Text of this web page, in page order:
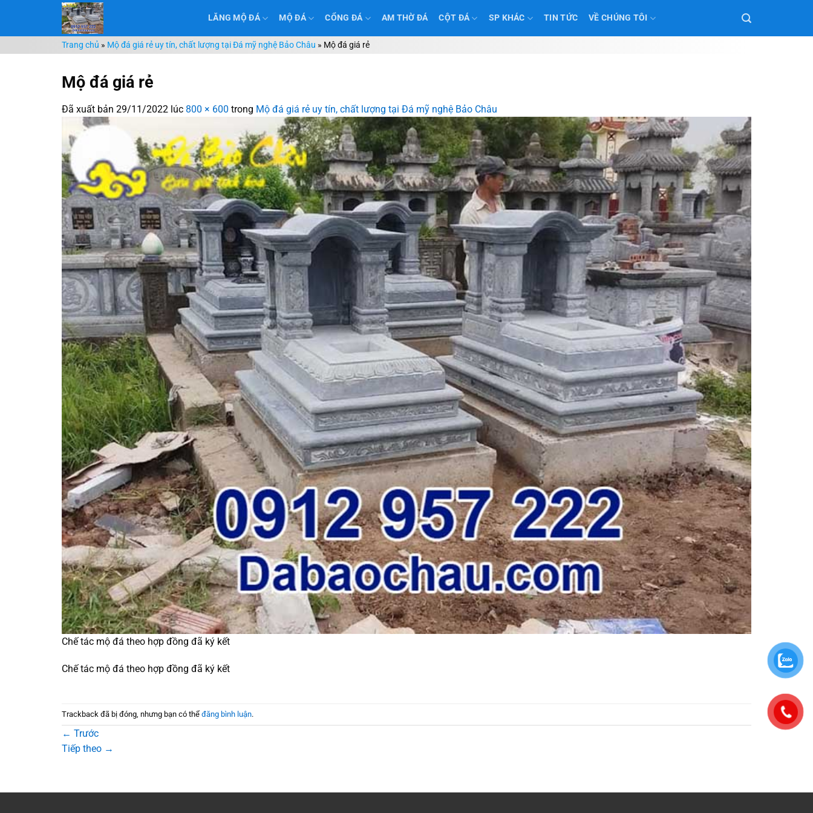
nội
dung
LĂNG MỘ ĐÁ MỘ ĐÁ CỔNG ĐÁ AM THỜ ĐÁ CỘT ĐÁ SP KHÁC TIN TỨC VỀ CHÚNG TÔI
Trang chủ » Mộ đá giá rẻ uy tín, chất lượng tại Đá mỹ nghệ Bảo Châu » Mộ đá giá rẻ
Mộ đá giá rẻ
Đã xuất bản 29/11/2022 lúc 800 × 600 trong Mộ đá giá rẻ uy tín, chất lượng tại Đá mỹ nghệ Bảo Châu
Chế tác mộ đá theo hợp đồng đã ký kết
Chế tác mộ đá theo hợp đồng đã ký kết
Trackback đã bị đóng, nhưng bạn có thể đăng bình luận.
← Trước
Tiếp theo →